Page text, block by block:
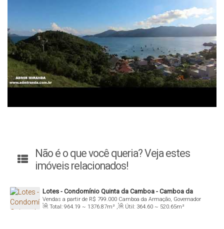
Não é o que você queria? Veja estes
imóveis relacionados!
Lotes - Condomínio Quinta da Camboa - Camboa da
Armação
R$ 799.000
Vendas a partir de
Camboa da Armação, Governador
Celso Ramos, Santa Catarina, Brasil
Total: 964.19 ~ 1376.87m² , Útil: 364.60 ~ 520.65m²